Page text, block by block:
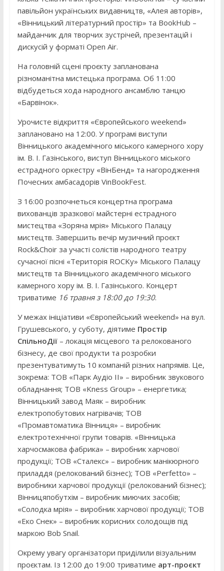
павільйон українських видавництв, «Алея авторів»,
«Вінницький літературний простір» та BookHub –
майданчик для творчих зустрічей, презентацій і
дискусій у форматі Open Air.
На головній сцені проєкту запланована
різноманітна мистецька програма. Об 11:00
відбудеться хода народного ансамблю танцю
«Барвінок».
Урочисте відкриття «Європейського weekend»
заплановано на 12:00. У програмі виступи
Вінницького академічного міського камерного хору
ім. В. І. Газінського, виступ Вінницького міського
естрадного оркестру «ВінБенд» та нагородження
Почесних амбасадорів VinBookFest.
З 16:00 розпочнеться концертна програма
вихованців зразкової майстерні естрадного
мистецтва «Зоряна мрія» Міського Палацу
мистецтв. Завершить вечір музичний проєкт
Rock&Choir за участі солістів народного театру
сучасної пісні «Територія ROCKу» Міського Палацу
мистецтв та Вінницького академічного міського
камерного хору ім. В. І. Газінського. Концерт
триватиме 16 травня з 18:00 до 19:30.
У межах ініціативи «Європейський weekend» на вул.
Грушевського, у суботу, діятиме Простір
СпільноДії– локація місцевого та релокованого
бізнесу, де свої продукти та розробки
презентуватимуть 10 компаній різних напрямів. Це,
зокрема: ТОВ «Парк Аудіо II» – виробник звукового
обладнання; ТОВ «Kness Group» – енергетика;
Вінницький завод Маяк – виробник
електропобутових нагрівачів; ТОВ
«Промавтоматика Вінниця» – виробник
електротехнічної групи товарів. «Вінницька
харчосмакова фабрика» – виробник харчової
продукції; ТОВ «Сталекс» – виробник манікюрного
приладдя (релокований бізнес); ТОВ «Perfetto» –
виробники харчової продукції (релокований бізнес);
Вінницяпобутхім – виробник миючих засобів;
«Солодка мрія» – виробник харчової продукції; ТОВ
«Еко Снек» – виробник корисних солодощів під
маркою Bob Snail.
Окрему увагу організатори приділили візуальним
проєктам. Із 12:00 до 19:00 триватиме арт-проєкт